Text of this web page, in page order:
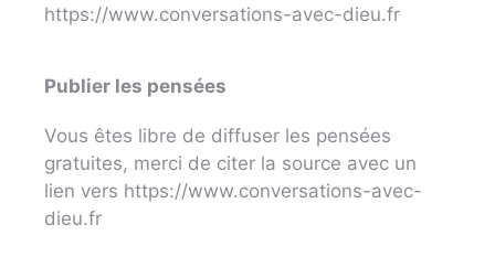
https://www.conversations-avec-dieu.fr
Publier les pensées
Vous êtes libre de diffuser les pensées
gratuites, merci de citer la source avec un
lien vers https://www.conversations-avec-
dieu.fr